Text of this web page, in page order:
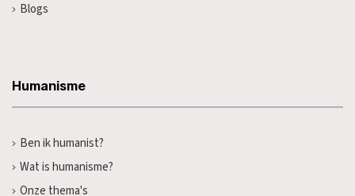
Blogs
Humanisme
Ben ik humanist?
Wat is humanisme?
Onze thema's